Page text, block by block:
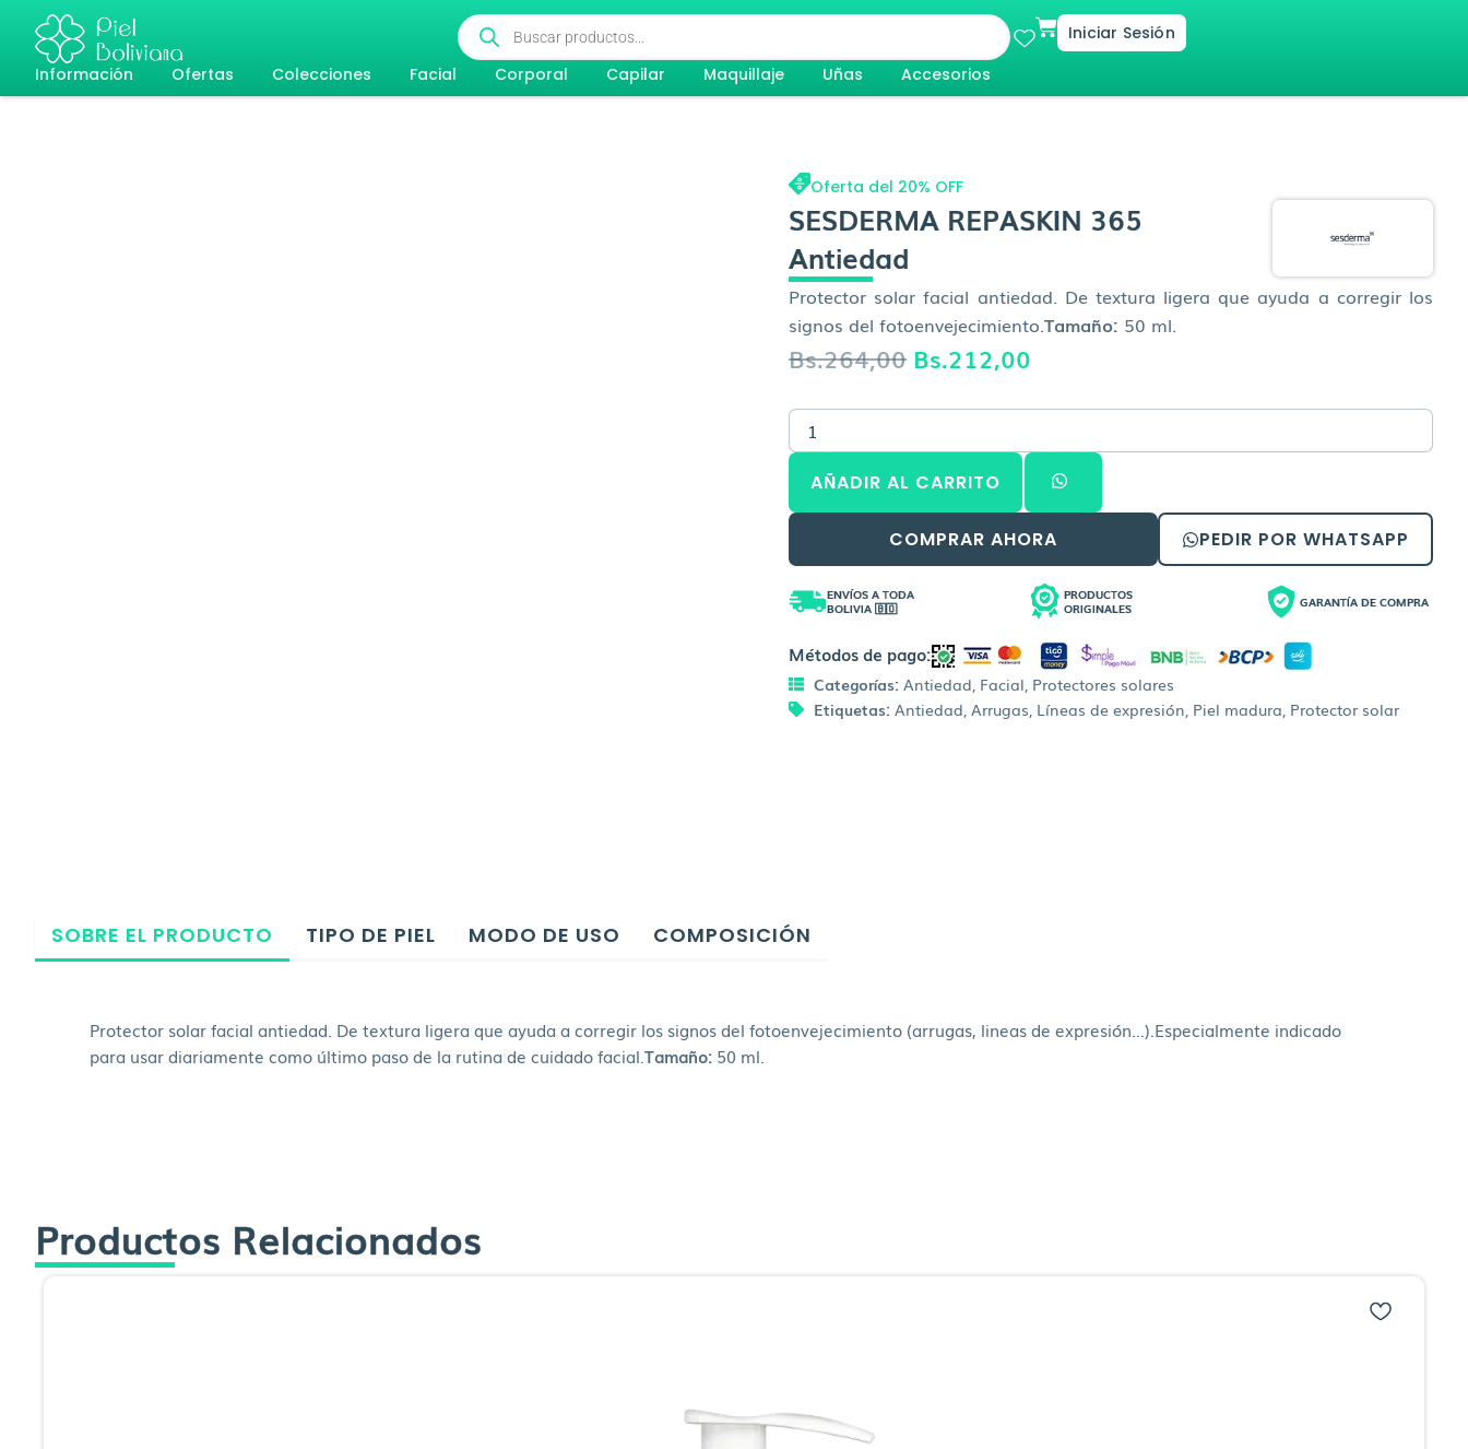
contenido
Búsqueda
de
productos
CartIniciar Sesión
Información
Ofertas Colecciones Facial Corporal Capilar Maquillaje Uñas Accesorios
Oferta del 20% OFF
SESDERMA REPASKIN 365
Antiedad
Protector solar facial antiedad. De textura ligera que ayuda a corregir los
signos del fotoenvejecimiento.Tamaño: 50 ml.
Bs.264,00 El
era:
Bs.264,00.
Bs.212,00
es:
Bs.212,00.
SESDERMA
REPASKIN
365
Antiedad
cantidad
AÑADIR AL CARRITO
COMPRAR AHORA PEDIR POR WHATSAPP
ENVÍOS A TODA
BOLIVIA 🇧🇴
PRODUCTOS
ORIGINALES
GARANTÍA DE COMPRA
Métodos de pago:
Categorías: Antiedad Facial Protectores solares
Etiquetas: Antiedad Arrugas Líneas de expresión Piel madura Protector solar
SOBRE EL PRODUCTO TIPO DE PIEL MODO DE USO COMPOSICIÓN
Protector solar facial antiedad. De textura ligera que ayuda a corregir los signos del fotoenvejecimiento (arrugas, lineas de expresión…).Especialmente indicado
para usar diariamente como último paso de la rutina de cuidado facial. Tamaño: 50 ml.
Productos Relacionados